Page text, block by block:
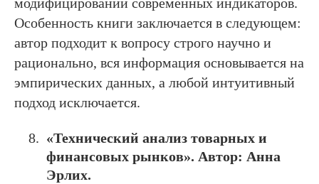
Особенность книги заключается в следующем:
автор подходит к вопросу строго научно и
рационально, вся информация основывается на
эмпирических данных, а любой интуитивный
подход исключается.
«Технический анализ товарных и
финансовых рынков». Автор: Анна
Эрлих.